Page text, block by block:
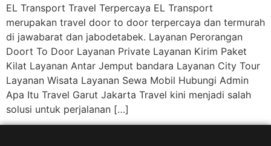
EL Transport Travel Terpercaya EL Transport
merupakan travel door to door terpercaya dan termurah
di jawabarat dan jabodetabek. Layanan Perorangan
Doort To Door Layanan Private Layanan Kirim Paket
Kilat Layanan Antar Jemput bandara Layanan City Tour
Layanan Wisata Layanan Sewa Mobil Hubungi Admin
Apa Itu Travel Garut Jakarta Travel kini menjadi salah
solusi untuk perjalanan […]